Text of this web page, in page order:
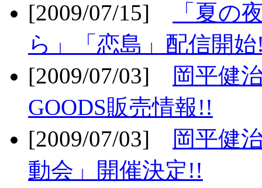
[2009/07/15]
「夏の
ら」「恋島」配信開
[2009/07/03]
岡平健
GOODS販売情報!!
[2009/07/03]
岡平健
動会」開催決定!!